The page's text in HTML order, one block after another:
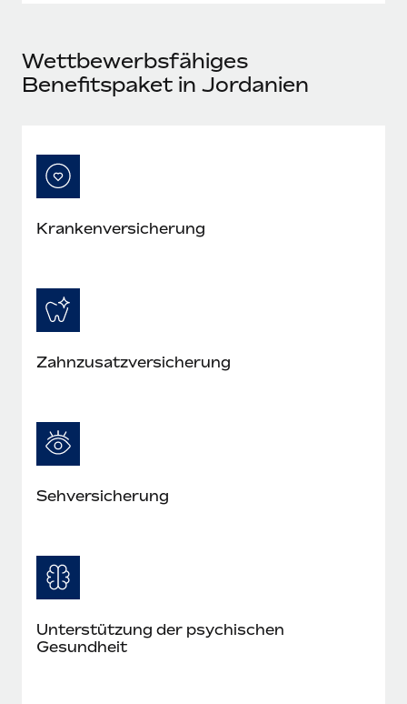
Wachstumsberatung für mobile Apps. Das...
Mehr erfahren
Wettbewerbsfähiges
Benefitspaket in Jordanien
Kranken­versicherung
Zahn­zusatz­versicherung
Seh­versicherung
Unterstützung der psychischen
Gesundheit